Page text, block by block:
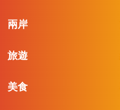
兩岸
旅遊
美食